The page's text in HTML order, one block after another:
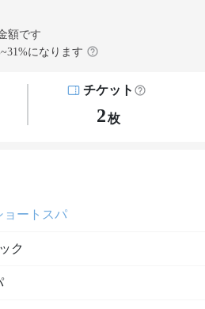
額です
31%になります
チケット
2枚
ョートスパ
ク